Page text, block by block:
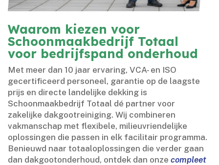
Waarom kiezen voor
Schoonmaakbedrijf Totaal
voor bedrijfspand onderhoud
Met meer dan 10 jaar ervaring, VCA- en ISO
gecertificeerd personeel, garantie op de laagste
prijs en directe landelijke dekking is
Schoonmaakbedrijf Totaal dé partner voor
zakelijke dakgootreiniging.​ Wij combineren
vakmanschap met flexibele, milieuvriendelijke
oplossingen die passen in elk facilitair programma.​
Benieuwd naar totaaloplossingen die verder gaan
dan dakgootonderhoud, ontdek dan onzecompleet